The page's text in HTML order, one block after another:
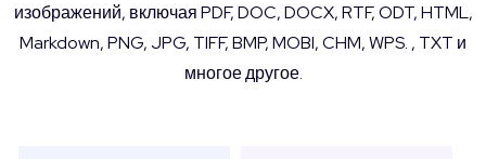
изображений, включая PDF, DOC, DOCX, RTF, ODT, HTML,
Markdown, PNG, JPG, TIFF, BMP, MOBI, CHM, WPS. , TXT и
многое другое.